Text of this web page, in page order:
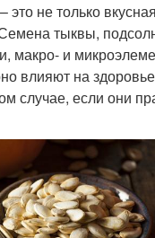
не только
тыквы,
макро- и
влияют на
случае, если они